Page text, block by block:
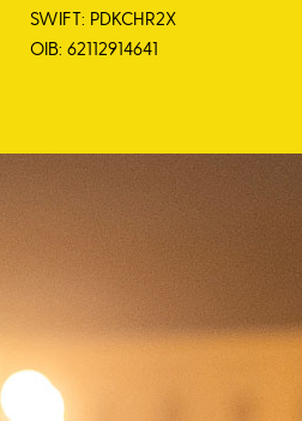
SWIFT: PDKCHR2X
OIB: 62112914641